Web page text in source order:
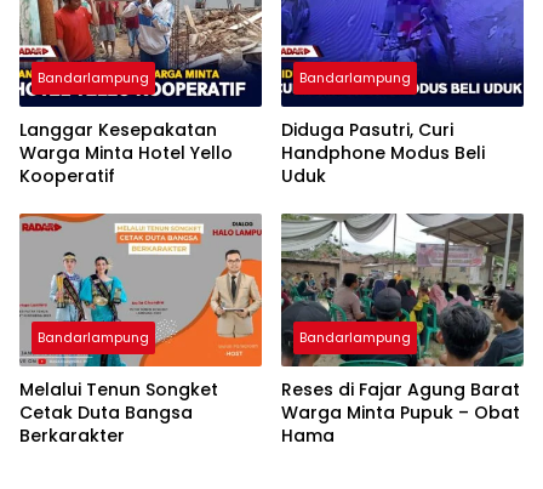
Bandarlampung
Langgar Kesepakatan
Warga Minta Hotel Yello
Kooperatif
Bandarlampung
Diduga Pasutri, Curi
Handphone Modus Beli
Uduk
Bandarlampung
Melalui Tenun Songket
Cetak Duta Bangsa
Berkarakter
Bandarlampung
Reses di Fajar Agung Barat
Warga Minta Pupuk – Obat
Hama